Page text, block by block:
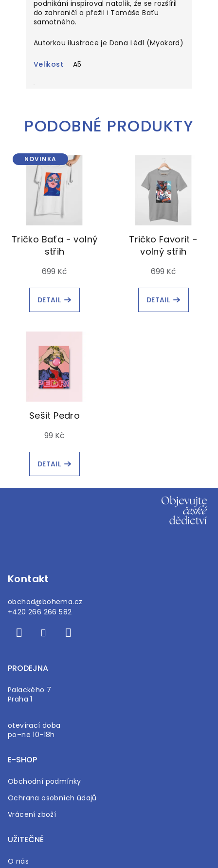
podnikání inspiroval natolik, že se rozšířil
do zahraničí a přežil i Tomáše Baťu
samotného.
Autorkou ilustrace je Dana Lédl (Myokard)
Velikost A5
PODOBNÉ PRODUKTY
NOVINKA
Tričko Baťa - volný
střih
699 Kč
DETAIL
Tričko Favorit -
volný střih
699 Kč
DETAIL
Sešit Pedro
99 Kč
DETAIL
Kontakt
obchod@bohema.cz
+420 266 266 582
PRODEJNA
Palackého 7
Praha 1
otevírací doba
po–ne 10-18h
E-SHOP
Obchodní podmínky
Ochrana osobních údajů
Vrácení zboží
UŽITEČNÉ
O nás